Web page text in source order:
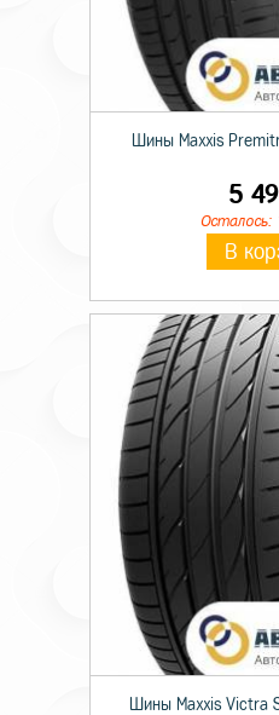
Шины Maxxis
5
Осталось:
В
Шины Maxxis Victra